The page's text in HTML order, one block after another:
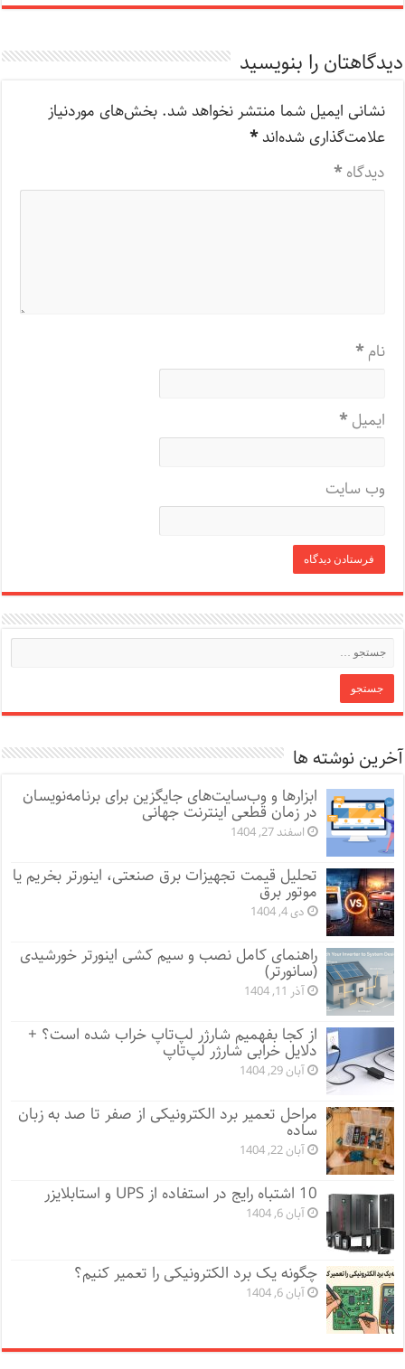
دیدگاهتان را بنویسید
نشانی ایمیل شما منتشر نخواهد شد. بخش‌های موردنیاز
علامت‌گذاری شده‌اند*
دیدگاه*
نام*
ایمیل*
وب‌ سایت
آخرین نوشته ها
ابزارها و وب‌سایت‌های جایگزین برای برنامه‌نویسان
در زمان قطعی اینترنت جهانی
اسفند 27, 1404
تحلیل قیمت تجهیزات برق صنعتی، اینورتر بخریم یا
موتور برق
دی 4, 1404
راهنمای کامل نصب و سیم کشی اینورتر خورشیدی
(سانورتر)
آذر 11, 1404
از کجا بفهمیم شارژر لپ‌تاپ خراب شده است؟ +
دلایل خرابی شارژر لپ‌تاپ
آبان 29, 1404
مراحل تعمیر برد الکترونیکی از صفر تا صد به زبان
ساده
آبان 22, 1404
10 اشتباه رایج در استفاده از UPS و استابلایزر
آبان 6, 1404
چگونه یک برد الکترونیکی را تعمیر کنیم؟
آبان 6, 1404